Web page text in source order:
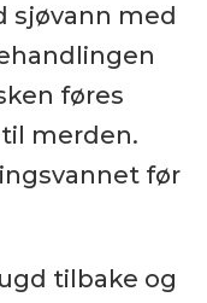
sjøvann med
føres
merden.
før
tilbake og